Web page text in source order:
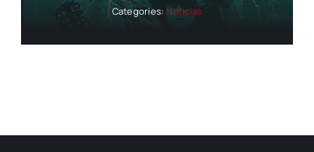
Categories: Noticias